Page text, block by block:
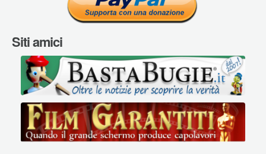
Siti amici